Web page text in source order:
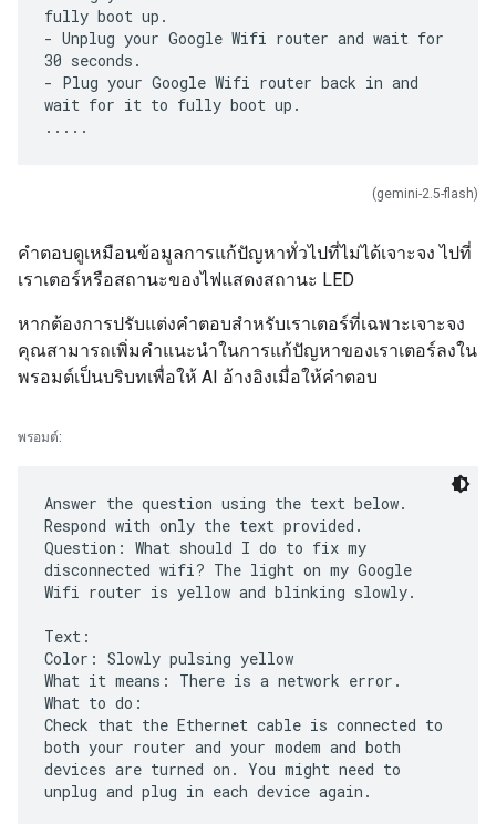
fully boot up.
- Unplug your Google Wifi router and wait for
30 seconds.
- Plug your Google Wifi router back in and
wait for it to fully boot up.
(gemini-2.5-flash)
คำตอบดูเหมือนข้อมูลการแก้ปัญหาทั่วไปที่ไม่ได้เจาะจง ไปที่
เราเตอร์หรือสถานะของไฟแสดงสถานะ LED
หากต้องการปรับแต่งคำตอบสำหรับเราเตอร์ที่เฉพาะเจาะจง
คุณสามารถเพิ่มคำแนะนำในการแก้ปัญหาของเราเตอร์ลงใน
พรอมต์เป็นบริบทเพื่อให้ AI อ้างอิงเมื่อให้คำตอบ
พรอมต์:
Answer the question using the text below.
Respond with only the text provided.
Question: What should I do to fix my
disconnected wifi? The light on my Google
Wifi router is yellow and blinking slowly.
Text:
Color: Slowly pulsing yellow
What it means: There is a network error.
What to do:
Check that the Ethernet cable is connected to
both your router and your modem and both
devices are turned on. You might need to
unplug and plug in each device again.